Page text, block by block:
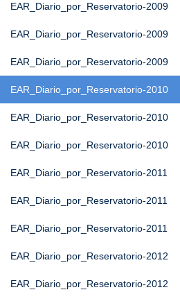
EAR_Diario_por_Reservatorio-2009
EAR_Diario_por_Reservatorio-2009
EAR_Diario_por_Reservatorio-2009
EAR_Diario_por_Reservatorio-2010
EAR_Diario_por_Reservatorio-2010
EAR_Diario_por_Reservatorio-2010
EAR_Diario_por_Reservatorio-2011
EAR_Diario_por_Reservatorio-2011
EAR_Diario_por_Reservatorio-2011
EAR_Diario_por_Reservatorio-2012
EAR_Diario_por_Reservatorio-2012